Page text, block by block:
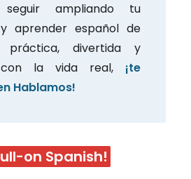
ampliando tu
aprender español de
divertida y
la vida real, ¡te
Hablamos!
on Spanish!